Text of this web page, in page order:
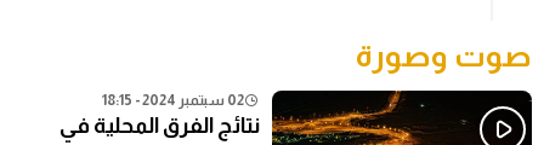
صوت وصورة
02 سبتمبر 2024 - 18:15
نتائج الفرق المحلية في